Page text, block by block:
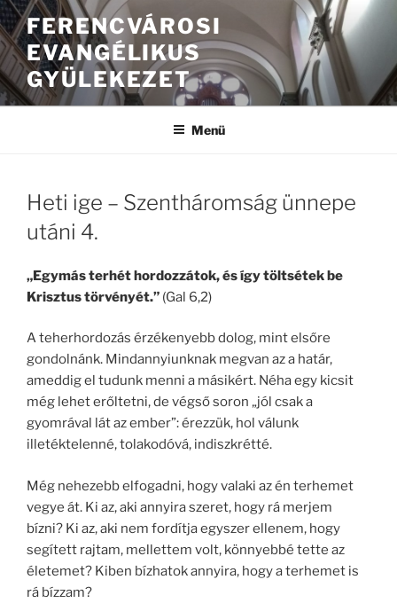
FERENCVÁROSI
EVANGÉLIKUS
GYÜLEKEZET
Menü
Heti ige – Szentháromság ünnepe
utáni 4.
„Egymás terhét hordozzátok, és így töltsétek be
Krisztus törvényét.” (Gal 6,2)
A teherhordozás érzékenyebb dolog, mint elsőre
gondolnánk. Mindannyiunknak megvan az a határ,
ameddig el tudunk menni a másikért. Néha egy kicsit
még lehet erőltetni, de végső soron „jól csak a
gyomrával lát az ember”: érezzük, hol válunk
illetéktelenné, tolakodóvá, indiszkrétté.
Még nehezebb elfogadni, hogy valaki az én terhemet
vegye át. Ki az, aki annyira szeret, hogy rá merjem
bízni? Ki az, aki nem fordítja egyszer ellenem, hogy
segített rajtam, mellettem volt, könnyebbé tette az
életemet? Kiben bízhatok annyira, hogy a terhemet is
rá bízzam?